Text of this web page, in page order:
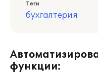
Теги
бухгалтерия
функции: